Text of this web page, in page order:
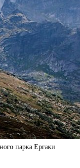
парка Ергаки